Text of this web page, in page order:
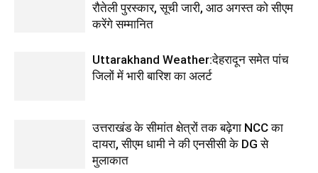
रौतेली पुरस्कार, सूची जारी, आठ अगस्त को सीएम
करेंगे सम्मानित
Uttarakhand Weather:देहरादून समेत पांच
जिलों में भारी बारिश का अलर्ट
उत्तराखंड के सीमांत क्षेत्रों तक बढ़ेगा NCC का
दायरा, सीएम धामी ने की एनसीसी के DG से
मुलाकात